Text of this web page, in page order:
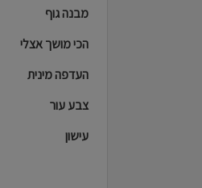
מבנה גוף
הכי מושך אצלי
העדפה מינית
צבע עור
עישון